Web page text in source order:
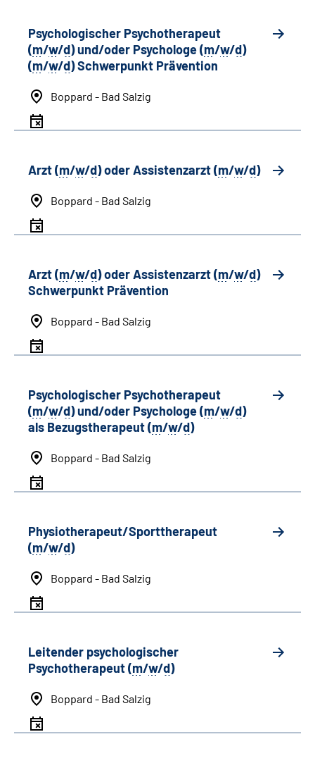
Psychologischer Psychotherapeut
(m/w/d) und/oder Psychologe (m/w/d)
(m/w/d) Schwerpunkt Prävention
Boppard - Bad Salzig
Arzt (m/w/d) oder Assistenzarzt (m/w/d)
Boppard - Bad Salzig
Arzt (m/w/d) oder Assistenzarzt (m/w/d)
Schwerpunkt Prävention
Boppard - Bad Salzig
Psychologischer Psychotherapeut
(m/w/d) und/oder Psychologe (m/w/d)
als Bezugstherapeut (m/w/d)
Boppard - Bad Salzig
Physiotherapeut/Sporttherapeut
(m/w/d)
Boppard - Bad Salzig
Leitender psychologischer
Psychotherapeut (m/w/d)
Boppard - Bad Salzig